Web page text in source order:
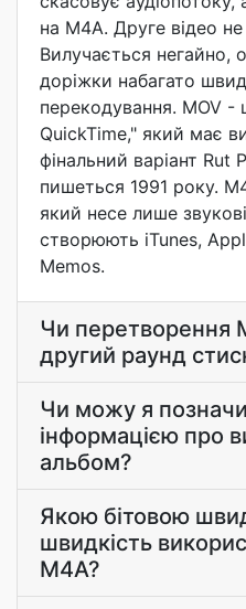
на M4A. Друге відео
Вилучається негайно,
доріжки набагато
перекодування. MOV -
QuickTime," який має
фінальний варіант Rut
пишеться 1991 року.
який несе лише
створюють iTunes,
Memos.
Чи перетворення
другий раунд
Чи можу я
інформацією про
альбом?
Якою бітовою
швидкість
M4A?